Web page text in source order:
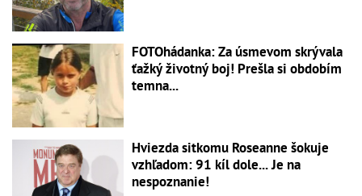
FOTOhádanka: Za úsmevom skrývala
ťažký životný boj! Prešla si obdobím
temna...
Hviezda sitkomu Roseanne šokuje
vzhľadom: 91 kíl dole... Je na
nespoznanie!